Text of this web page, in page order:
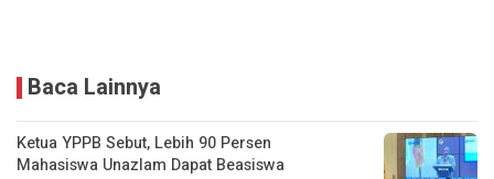
Baca Lainnya
Ketua YPPB Sebut, Lebih 90 Persen
Mahasiswa Unazlam Dapat Beasiswa